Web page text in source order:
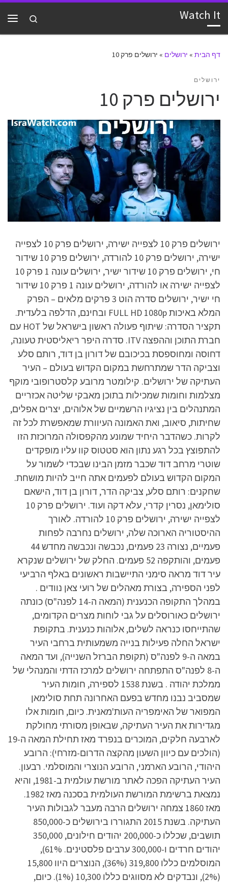
דלג לתוכן Watch It
Search
דף הבית » ירושלים » ירושלים פרק 10
ירושלים
ירושלים פרק 10
ירושלים פרק 10 לצפייה ישירה, ירושלים פרק 10 לצפייה
ישירה, ירושלים פרק 10 להורדה, ירושלים פרק 10 שידור
חי, ירושלים פרק 10 שידור ישיר, ירושלים עונה 1 פרק 10
לצפייה ישירה או להורדה, ירושלים עונה 1 פרק 10 שידור
חי ישיר, ירושלים סדרה הוט 3 פרקים מלאים – הפרק
המלא באיכות FULL HD 1080p ובחינם, הדלפה בלעדית.
תקציר הסדרה: שיתוף פעולה ראשון בישראל של HOT עם
חברת התוכן וההפצה ITV. סדרה היפר ריאליסטית טעונה,
דחוסה ומחוספסת בכיכובם של דורון בן דוד, רותם סלע
וצביקה הדר שמתרחשת במקום הקדוש בעולם – העיר
העתיקה של ירושלים. קילומטר מרובע קלסטרופובי מוקף
מצלמות וחומות שמכילות בתוכן מאבקי שליטה אכזריים
המתנהלים בין נציגיו הרשמיים של אלוהים, יצרים אפלים,
שחיתות, סיאוב, ואת האמונה העיוורת שמאפשרת לכל זה
לקרות. כשהדבר היחיד שמונע מהקפסולה המרוכזת הזו
להתפוצץ בכל רגע נתון הוא סטטוס קוו עליו מופקדים
שוטרי מרחב דוד שכבר מזמן הבינו שבכדי לשמור על
המקום הקדוש בעולם לפעמים אתה חייב להיות מושחת.
שחקנים: רותם סלע, צביקה הדר, דורון בן דוד, הישאם
סולימאן, נסרין קדרי, עלא דקה ועוד. ירושלים פרק 10
לצפייה ישירה, ירושלים פרק 10 להורדה. לאורך
ההיסטוריה הארוכה שלה, ירושלים נחרבה לפחות
פעמיים, נצורה 23 פעמים, נכבשה ונכבשה מחדש 44
פעמים, והותקפה 52 פעמים. החלק של ירושלים שנקרא
עיר דוד מראה סימני התיישבות ראשונים באלף הרביעי
לפני הספירה, בצורת מאהלים של רועי צאן נוודים .
במהלך התקופה הכנענית (המאה ה-14 לפנה"ס) כונתה
ירושלים כאורוסלים על גבי לוחות מצרים הקדומים,
שהתייחסו כנראה לשלים, אלוהות כנענית. בתקופת
ישראל החלה פעילות בנייה משמעותית ברחבי העיר
במאה ה-9 לפנה"ס (תקופת הברזל השנייה), ועד המאה
ה-8 לפנה"ס התפתחה ירושלים למרכז הדתי והמנהלי של
ממלכת יהודה . בשנת 1538 לספירה, חומות העיר
שמסביב נבנו מחדש בפעם האחרונה תחת סולימאן
המפואר של האימפריה העות'מאנית. כיום, חומות אלו
מגדירות את העיר העתיקה, שבאופן מסורתי מחולקת
לארבעה חלקים, המוכרים בנפרד מאז תחילת המאה ה-19
(הולכים עם כיוון השעון מהקצה הדרום-מזרחי): הרובע
היהודי, הרובע הארמני, הרובע הנוצרי והמוסלמי. רבעון.
העיר העתיקה הפכה לאתר מורשת עולמית ב-1981, והיא
נמצאת ברשימת המורשת העולמית בסכנה מאז 1982.
מאז 1860 צמחה ירושלים הרבה מעבר לגבולות העיר
העתיקה. בשנת 2015 התגוררו בירושלים כ-850,000
תושבים, שכללו כ-200,000 יהודים חילונים, 350,000
יהודים חרדים ו-300,000 ערבים פלסטינים. 61%),
המוסלמים כללו 319,800 (36%), הנוצרים היוו 15,800
(2%), ונבדקים לא מסווגים כללו 10,300 (1%). כיום,